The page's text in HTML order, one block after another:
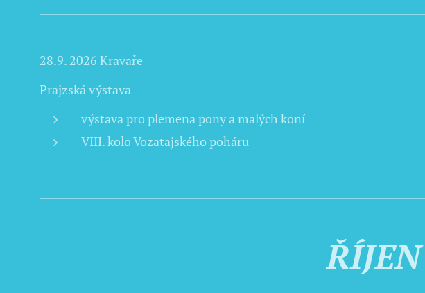
28.9. 2026 Kravaře
Prajzská výstava
výstava pro plemena pony a malých koní
VIII. kolo Vozatajského poháru
ŘÍJEN